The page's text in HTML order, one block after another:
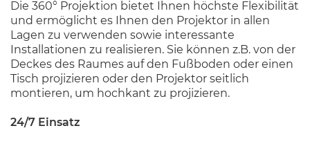
Die 360° Projektion bietet Ihnen höchste Flexibilität
und ermöglicht es Ihnen den Projektor in allen
Lagen zu verwenden sowie interessante
Installationen zu realisieren. Sie können z.B. von der
Deckes des Raumes auf den Fußboden oder einen
Tisch projizieren oder den Projektor seitlich
montieren, um hochkant zu projizieren.
24/7 Einsatz